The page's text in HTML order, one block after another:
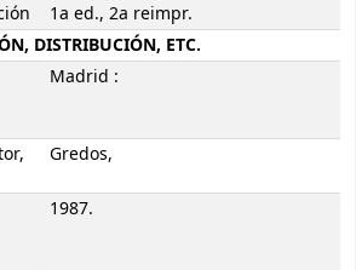
1a ed., 2a reimpr.
DISTRIBUCIÓN, ETC.
Madrid :
Gredos,
1987.